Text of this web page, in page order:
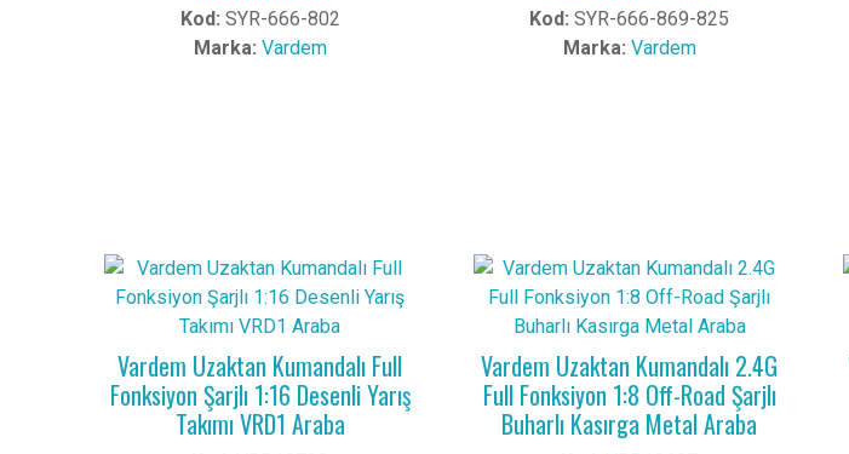
Kod: SYR-666-802
Marka: Vardem
Kod: SYR-666-869-825
Marka: Vardem
Vardem Uzaktan Kumandalı Full
Fonksiyon Şarjlı 1:16 Desenli Yarış
Takımı VRD1 Araba
Vardem Uzaktan Kumandalı 2.4G
Full Fonksiyon 1:8 Off-Road Şarjlı
Buharlı Kasırga Metal Araba